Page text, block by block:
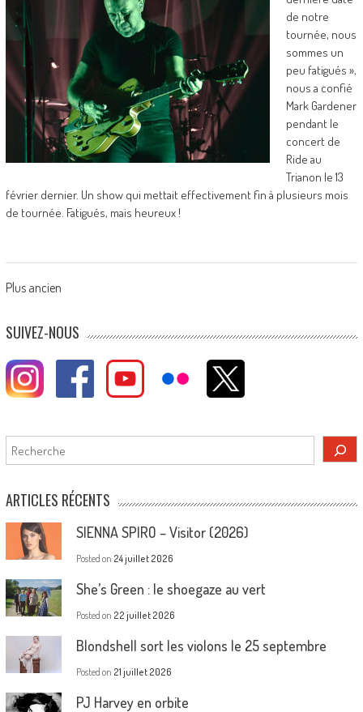
de notre
tournée, nous
sommes un
peu fatigués »,
nous a confié
Mark Gardener
pendant le
concert de
Ride au
Trianon le 13
février dernier. Un show qui mettait effectivement fin à plusieurs mois
de tournée. Fatigués, mais heureux !
Posts
navigation
Plus ancien
SUIVEZ-NOUS
Rechercher
ARTICLES RÉCENTS
SIENNA SPIRO – Visitor (2026)
Posted on 24 juillet 2026
She’s Green : le shoegaze au vert
Posted on 22 juillet 2026
Blondshell sort les violons le 25 septembre
Posted on 21 juillet 2026
PJ Harvey en orbite